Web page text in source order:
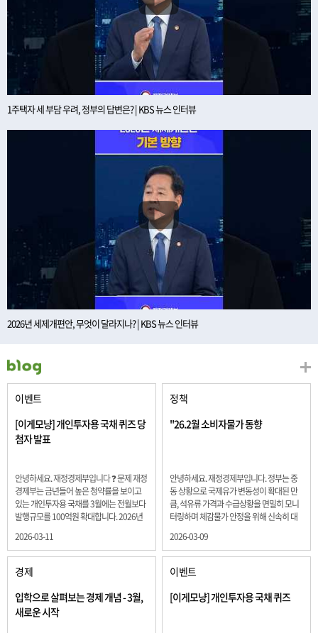
1주택자 세 부담 우려, 정부의 답변은? | KBS 뉴스 인터뷰
2026년 세제개편안, 무엇이 달라지나? | KBS 뉴스 인터뷰
이벤트
[이게모냥] 개인투자용 국채 퀴즈 당
첨자 발표
안녕하세요. 재정경제부입니다 ❓ 문제 재정
경제부는 금년들어 높은 청약률을 보이고
있는 개인투자용 국채를 3월에는 전월보다
발행규모를 100억원 확대합니다. 2026년
5년물 600억원, 10년물 900억원, 20년물
300억원입니다. 그렇다면 3월 개인투자용
국채의 총 발행 예정 금액은 얼마일까요??
보기 ① 1,600억원 ② 1,700억원 ③ 1,800
억원 ④ 2,000억원 정답 : 1,800억원 참여해
주신 모든 분들 감사합니다! 당첨자분들에
게는 지난 이벤트 블로그 게시글에 비밀댓
2026-03-11
정책
"26.2월 소비자물가 동향
안녕하세요. 재정경제부입니다. 정부는 중
동 상황으로 국제유가 변동성이 확대된 만
큼, 석유류 가격과 수급상황을 면밀히 모니
터링하며 체감물가 안정을 위해 신속히 대
료품과 에너지를 제외하고 추세적 흐름을
보여주는 근원물가는 2.3% 상승 향후 지정
학적 요인, 기상여건 등 불확실성이 있는 만
큼, 정부는 체감물가 안정을 위해 총력을 다
할 계획입니다. 특히, 최근 중동 상황으로 국
제유가 변동성이 확대된 만큼, 석유류 가격･
2026-03-09
경제
입학으로 살펴보는 경제 개념 - 3월,
새로운 시작
이벤트
[이게모냥] 개인투자용 국채 퀴즈